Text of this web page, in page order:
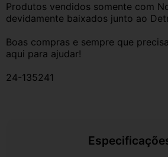
Produtos vendidos somente com
devidamente baixados junto ao
Boas compras e sempre que
aqui para ajudar!
24-135241